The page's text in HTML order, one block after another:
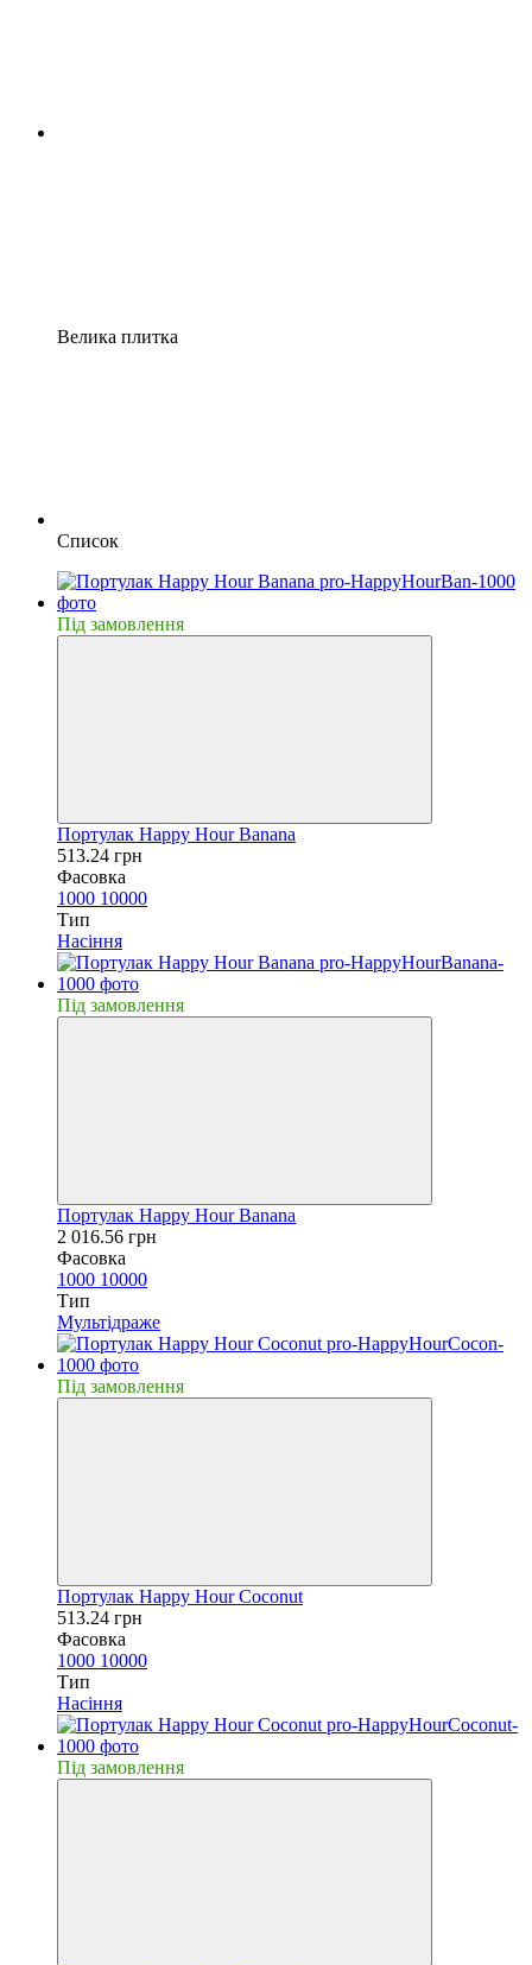
Велика плитка
Список
Пiд замовлення
Портулак Happy Hour Banana
513.24 грн
Фасовка
1000 10000
Тип
Насiння
Пiд замовлення
Портулак Happy Hour Banana
2 016.56 грн
Фасовка
1000 10000
Тип
Мультідраже
Пiд замовлення
Портулак Happy Hour Coconut
513.24 грн
Фасовка
1000 10000
Тип
Насiння
Пiд замовлення